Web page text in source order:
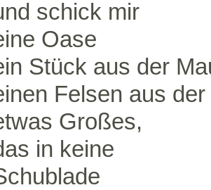
schick mir
Oase
Stück aus der
Felsen aus
Großes,
in keine